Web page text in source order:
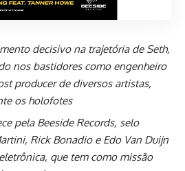
decisivo na trajetória de Seth,
nos bastidores como engenheiro
producer de diversos artistas,
os holofotes
pela Beeside Records, selo
Rick Bonadio e Edo Van Duijn
que tem como missão